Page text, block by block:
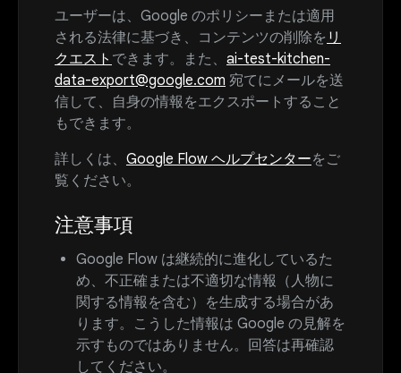
ユーザーは、Google のポリシーまたは適用
される法律に基づき、コンテンツの削除を リ
クエスト できます。また、 ai-test-kitchen-
data-export@google.com 宛てにメールを送
信して、自身の情報をエクスポートすること
もできます。
詳しくは、 Google Flow ヘルプセンターをご
覧ください。
注意事項
Google Flow は継続的に進化しているた
め、不正確または不適切な情報（人物に
関する情報を含む）を生成する場合があ
ります。こうした情報は Google の見解を
示すものではありません。回答は再確認
してください。